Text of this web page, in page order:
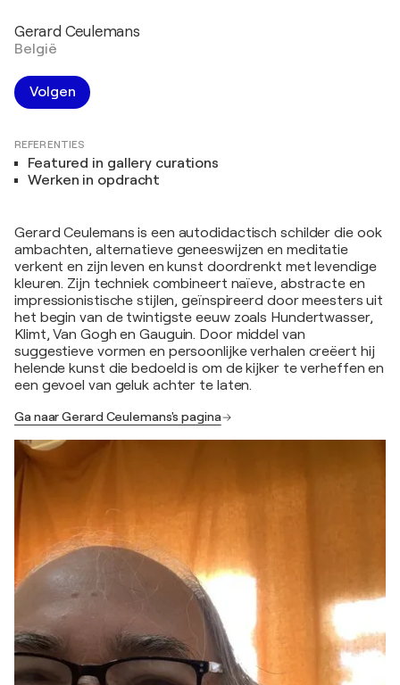
Gerard Ceulemans
België
Volgen
REFERENTIES
Featured in gallery curations
Werken in opdracht
Gerard Ceulemans is een autodidactisch schilder die ook
ambachten, alternatieve geneeswijzen en meditatie
verkent en zijn leven en kunst doordrenkt met levendige
kleuren. Zijn techniek combineert naïeve, abstracte en
impressionistische stijlen, geïnspireerd door meesters uit
het begin van de twintigste eeuw zoals Hundertwasser,
Klimt, Van Gogh en Gauguin. Door middel van
suggestieve vormen en persoonlijke verhalen creëert hij
helende kunst die bedoeld is om de kijker te verheffen en
een gevoel van geluk achter te laten.
Ga naar Gerard Ceulemans's pagina